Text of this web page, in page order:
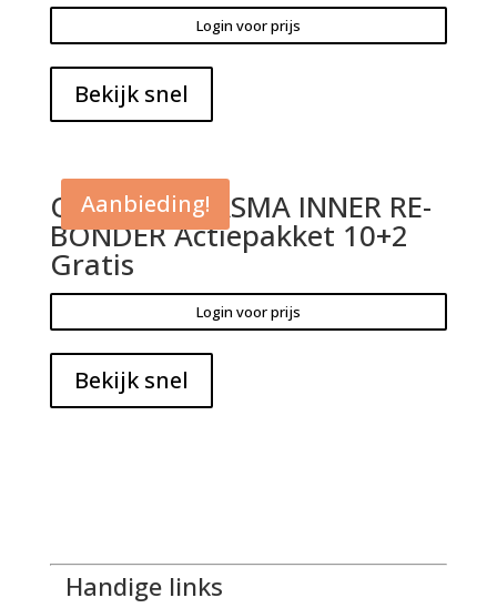
Login voor prijs
Bekijk snel
Aanbieding!
OXILOCK PLASMA INNER RE-
BONDER Actiepakket 10+2
Gratis
Login voor prijs
Bekijk snel
Handige links